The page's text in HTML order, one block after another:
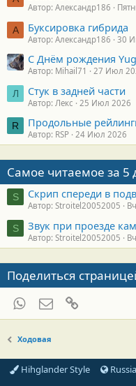
Автор: Александр186
А Буксировка гибрида
Автор: Александр186 30
С Днём рождения
Автор: Mihail71 27 Июл
Л Стук в задней части
Автор: Лекс 25 Июл 2026
R Продольные
Автор: RSP 24 Июл 2026
Самое читаемое за 5
S Скрип спереди в
Автор: Stroitel20052005
S Звук при проезде
Автор: Stroitel20052005
Поделиться
WhatsAppЭлектронная
Ходовая
Hihglander Style